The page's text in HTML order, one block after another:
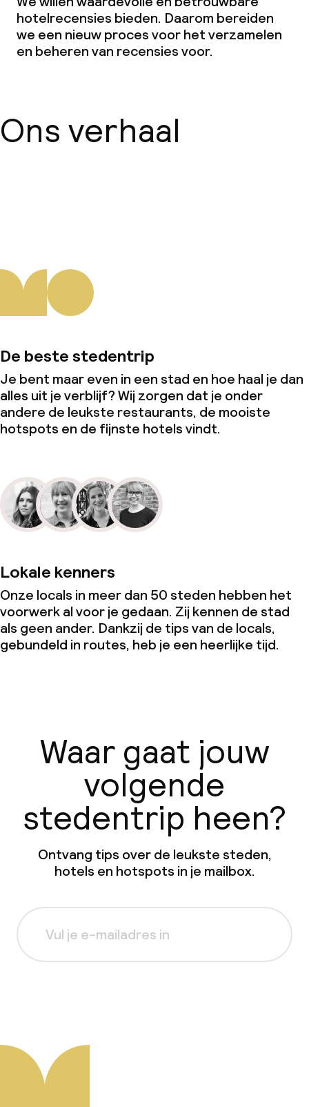
hotelrecensies bieden. Daarom bereiden
we een nieuw proces voor het verzamelen
en beheren van recensies voor.
Ons verhaal
De beste stedentrip
Je bent maar even in een stad en hoe haal je dan
alles uit je verblijf? Wij zorgen dat je onder
andere de leukste restaurants, de mooiste
hotspots en de fijnste hotels vindt.
Lokale kenners
Onze locals in meer dan 50 steden hebben het
voorwerk al voor je gedaan. Zij kennen de stad
als geen ander. Dankzij de tips van de locals,
gebundeld in routes, heb je een heerlijke tijd.
Waar gaat jouw
volgende
stedentrip heen?
Ontvang tips over de leukste steden,
hotels en hotspots in je mailbox.